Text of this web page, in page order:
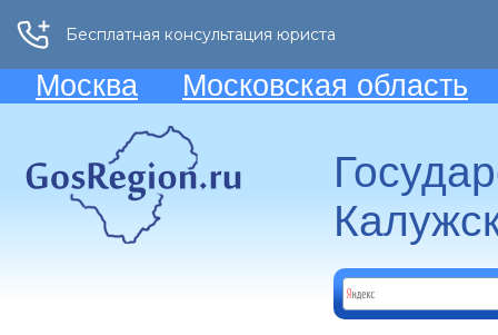
Москва Московская область